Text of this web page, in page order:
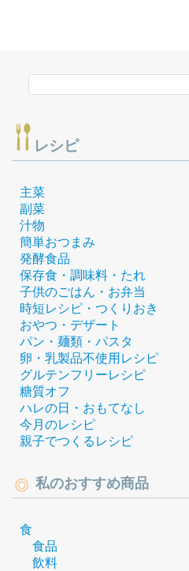
レシピ
主菜
副菜
汁物
簡単おつまみ
発酵食品
保存食・調味料・たれ
子供のごはん・お弁当
時短レシピ・つくりおき
おやつ・デザート
パン・麺類・パスタ
卵・乳製品不使用レシピ
グルテンフリーレシピ
糖質オフ
ハレの日・おもてなし
今月のレシピ
親子でつくるレシピ
私のおすすめ商品
食
食品
飲料